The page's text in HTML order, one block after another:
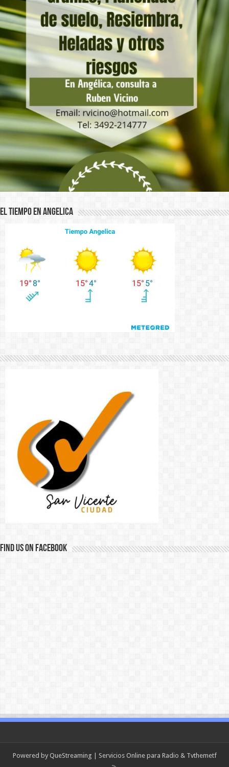
El Tiempo en Angelica
Find us on Facebook
Powered by QueStreaming | Servicios Online para Radio & Tvthemetf